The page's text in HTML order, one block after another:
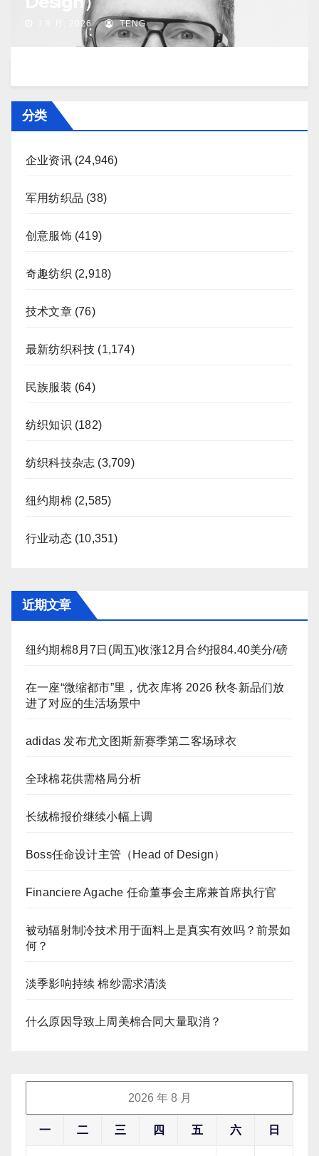
J 8 月, 2026 TENG
分类
企业资讯(24,946)
军用纺织品 (38)
创意服饰(419)
奇趣纺织 (2,918)
技术文章(76)
最新纺织科技 (1,174)
民族服装 (64)
纺织知识 (182)
纺织科技杂志 (3,709)
纽约期棉 (2,585)
行业动态(10,351)
近期文章
纽约期棉8月7日(周五)收涨12月合约报84.40美分/磅
在一座“微缩都市”里，优衣库将 2026 秋冬新品们放
进了对应的生活场景中
adidas 发布尤文图斯新赛季第二客场球衣
全球棉花供需格局分析
长绒棉报价继续小幅上调
Boss任命设计主管（Head of Design）
Financiere Agache 任命董事会主席兼首席执行官
被动辐射制冷技术用于面料上是真实有效吗？前景如
何？
淡季影响持续 棉纱需求清淡
什么原因导致上周美棉合同大量取消？
2026 年 8 月
一 二 三 四 五 六 日